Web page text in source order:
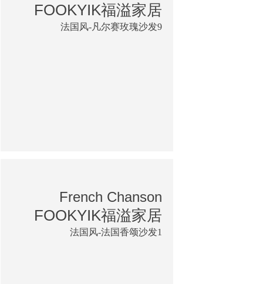
FOOKYIK福溢家居
法国风-凡尔赛玫瑰沙发9
French Chanson
FOOKYIK福溢家居
法国风-法国香颂沙发1